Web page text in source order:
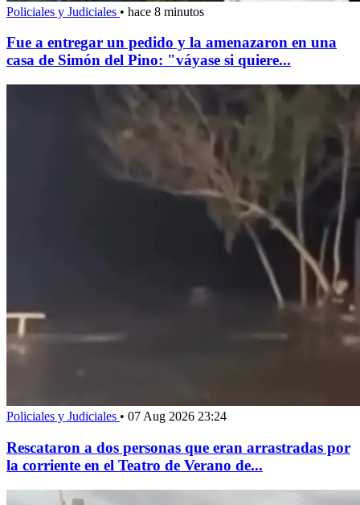
Policiales y Judiciales • hace 8 minutos
Fue a entregar un pedido y la amenazaron en una
casa de Simón del Pino: "váyase si quiere...
Policiales y Judiciales • 07 Aug 2026 23:24
Rescataron a dos personas que eran arrastradas por
la corriente en el Teatro de Verano de...